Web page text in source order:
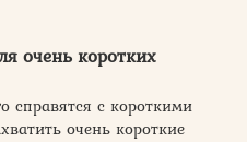
очень коротких
справятся с короткими
очень короткие